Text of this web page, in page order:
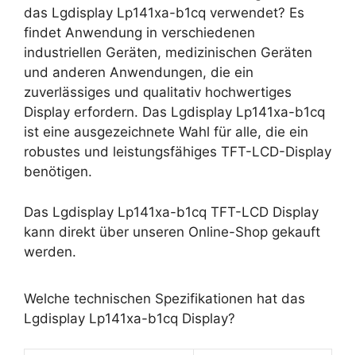
das Lgdisplay Lp141xa-b1cq verwendet? Es
findet Anwendung in verschiedenen
industriellen Geräten, medizinischen Geräten
und anderen Anwendungen, die ein
zuverlässiges und qualitativ hochwertiges
Display erfordern. Das Lgdisplay Lp141xa-b1cq
ist eine ausgezeichnete Wahl für alle, die ein
robustes und leistungsfähiges TFT-LCD-Display
benötigen.
Das Lgdisplay Lp141xa-b1cq TFT-LCD Display
kann direkt über unseren Online-Shop gekauft
werden.
Welche technischen Spezifikationen hat das
Lgdisplay Lp141xa-b1cq Display?